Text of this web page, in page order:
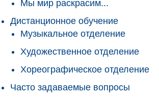
Дистанционное обучение
Музыкальное отделение
Художественное отделение
Хореографическое отделение
Часто задаваемые вопросы